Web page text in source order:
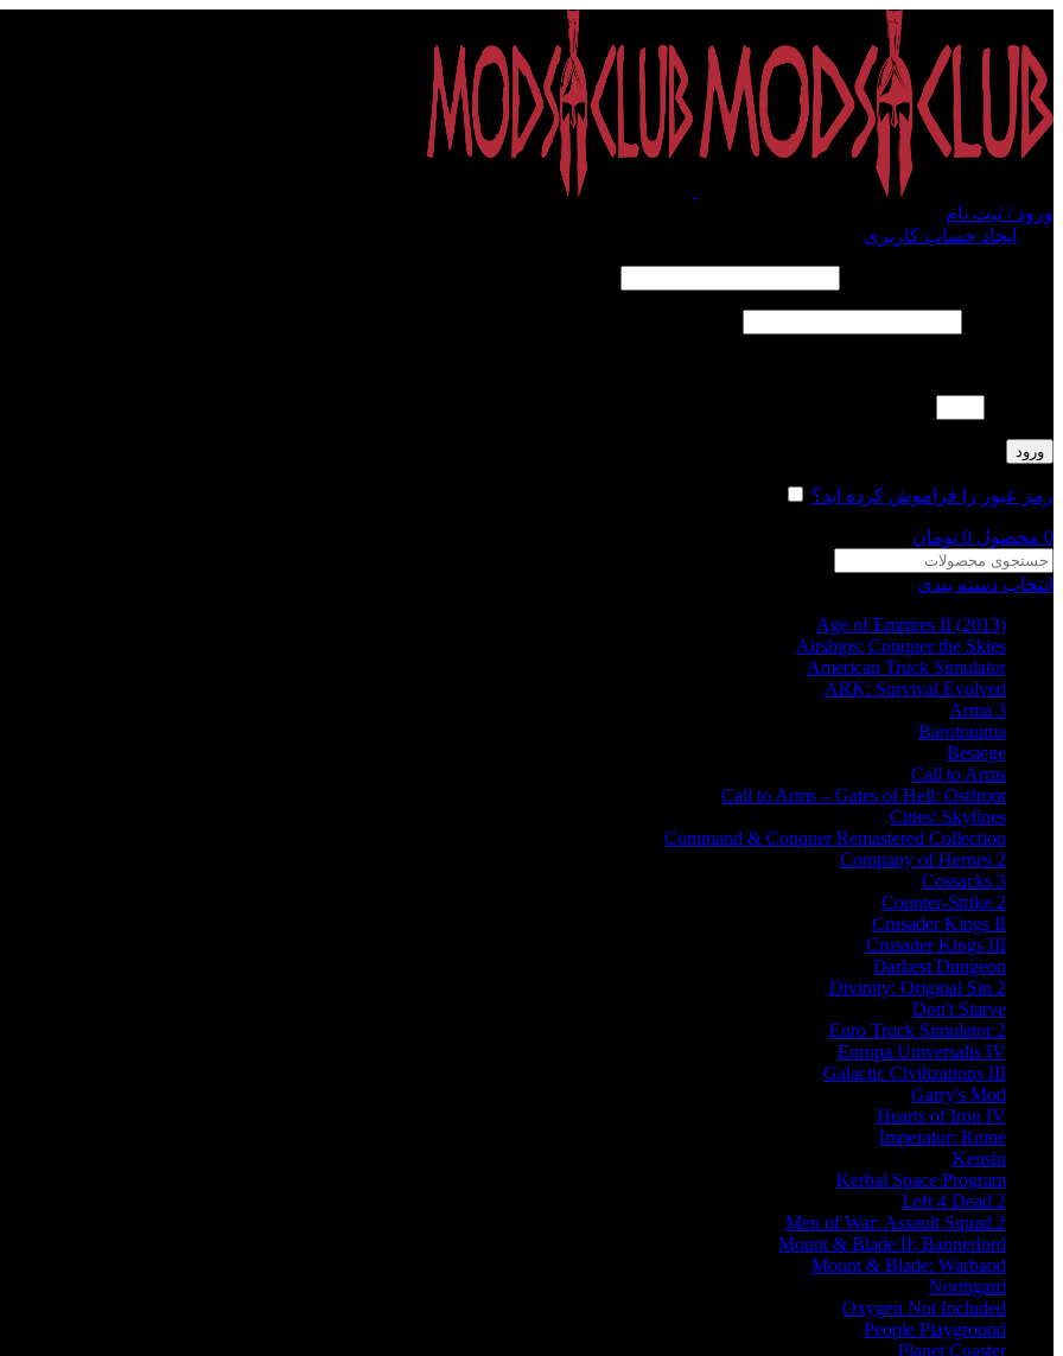
ورود / ثبت نام
ایجاد حساب کاربری
ورود
رمز عبور را فراموش کرده اید؟
0 محصول 0 تومان
انتخاب دسته بندی
Age of Empires II (2013)
Airships: Conquer the Skies
American Truck Simulator
ARK: Survival Evolved
Arma 3
Barotrauma
Besiege
Call to Arms
Call to Arms – Gates of Hell: Ostfront
Cities: Skylines
Command & Conquer Remastered Collection
Company of Heroes 2
Cossacks 3
Counter-Strike 2
Crusader Kings II
Crusader Kings III
Darkest Dungeon
Divinity: Original Sin 2
Don't Starve
Euro Truck Simulator 2
Europa Universalis IV
Galactic Civilizations III
Garry's Mod
Hearts of Iron IV
Imperator: Rome
Kenshi
Kerbal Space Program
Left 4 Dead 2
Men of War: Assault Squad 2
Mount & Blade II: Bannerlord
Mount & Blade: Warband
Northgard
Oxygen Not Included
People Playground
Planet Coaster